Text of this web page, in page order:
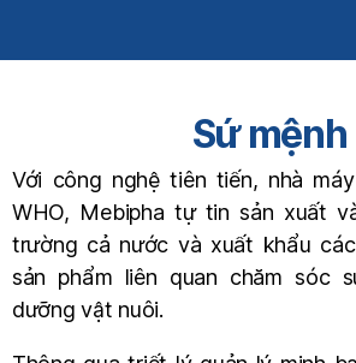
Sứ mệnh
Với công nghệ tiên tiến, nhà
WHO, Mebipha tự tin sản xuất
trường cả nước và xuất khẩu
sản phẩm liên quan chăm sóc
dưỡng vật nuôi.